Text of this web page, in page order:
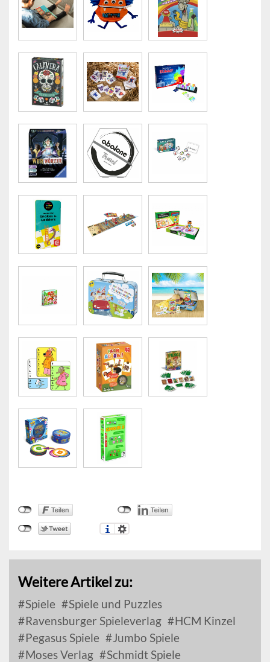
Weitere Artikel zu:
Spiele
Spiele und Puzzles
Ravensburger Spieleverlag
HCM Kinzel
Pegasus Spiele
Jumbo Spiele
Moses Verlag
Schmidt Spiele